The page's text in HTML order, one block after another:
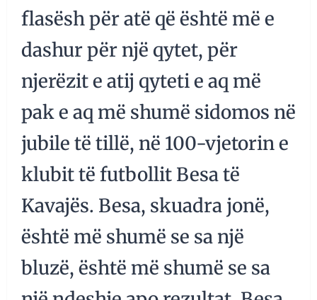
flasësh për atë që është më e
dashur për një qytet, për
njerëzit e atij qyteti e aq më
pak e aq më shumë sidomos në
jubile të tillë, në 100-vjetorin e
klubit të futbollit Besa të
Kavajës. Besa, skuadra jonë,
është më shumë se sa një
bluzë, është më shumë se sa